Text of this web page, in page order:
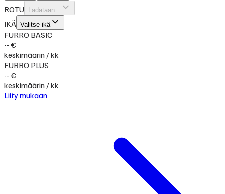
ROTU Ladataan...
IKÄ Valitse ikä
FURRO BASIC
-- €
keskimäärin / kk
FURRO PLUS
-- €
keskimäärin / kk
Liity mukaan